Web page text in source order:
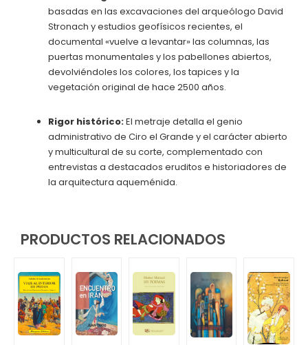
basadas en las excavaciones del arqueólogo David
Stronach y estudios geofísicos recientes, el
documental «vuelve a levantar» las columnas, las
puertas monumentales y los pabellones abiertos,
devolviéndoles los colores, los tapices y la
vegetación original de hace 2500 años.
Rigor histórico:El metraje detalla el genio
administrativo de Ciro el Grande y el carácter abierto
y multicultural de su corte, complementado con
entrevistas a destacados eruditos e historiadores de
la arquitectura aqueménida.
PRODUCTOS RELACIONADOS